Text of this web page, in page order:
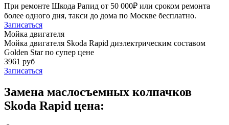
При ремонте Шкода Рапид от 50 000₽ или сроком ремонта
более одного дня, такси до дома по Москве бесплатно.
Записаться
Мойка двигателя
Мойка двигателя Skoda Rapid диэлектрическим составом
Golden Star по супер цене
3961 руб
Записаться
Замена маслосъемных колпачков
Skoda Rapid цена: